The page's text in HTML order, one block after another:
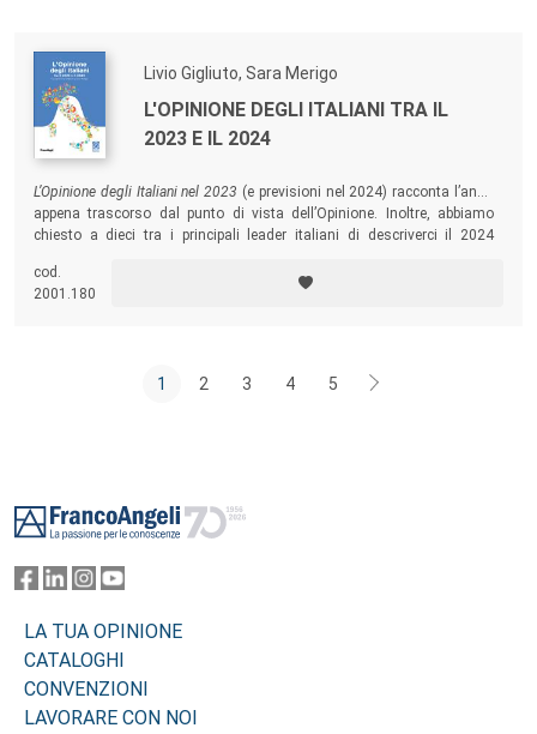
Livio Gigliuto, Sara Merigo
L'OPINIONE DEGLI ITALIANI TRA IL
2023 E IL 2024
L’Opinione degli Italiani nel 2023 (e previsioni nel 2024) racconta l’anno
appena trascorso dal punto di vista dell’Opinione. Inoltre, abbiamo
chiesto a dieci tra i principali leader italiani di descriverci il 2024
dell’anno che stiamo vivendo, che ti invitiamo a cogliere come
ispirazione per essere anche tu un leader dell’Italia del 2024!
cod.
2001.180
1 2 3 4 5
LA TUA OPINIONE
CATALOGHI
CONVENZIONI
LAVORARE CON NOI